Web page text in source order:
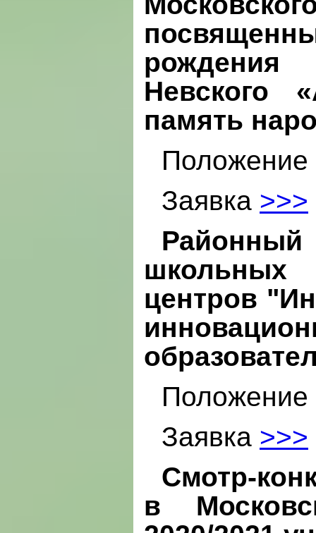
Невского
память
Положение
Заявка >>>
школьных
центров
Положение
Заявка >>>
Смотр-
в